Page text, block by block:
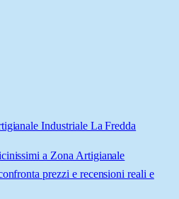
Industriale La Fredda
a Zona Artigianale
prezzi e recensioni reali e